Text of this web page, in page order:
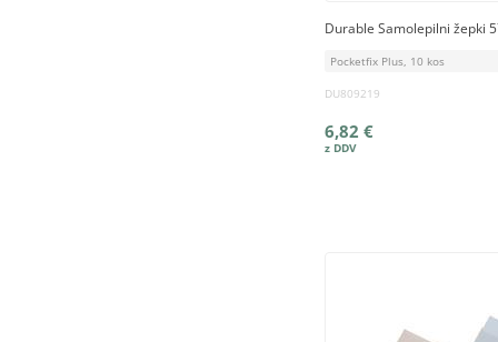
Durable Samolepilni žepki
Pocketfix Plus, 10 kos
DU809219
6,82 €